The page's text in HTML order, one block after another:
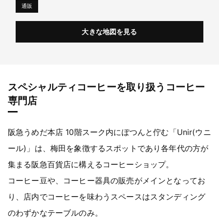
通販
大きな地図を見る
スペシャルティコーヒーを取り扱うコーヒー
専門店
阪急うめだ本店 10階スーク内にぽつんと佇む「Unir(ウニ
ール)」は、梅田を象徴するスポットであり各年代の方が
集まる阪急百貨店に構えるコーヒーショップ。
コーヒー豆や、コーヒー器具の販売がメインとなってお
り、店内でコーヒーを味わうスペースはスタンディング
のわずかなテーブルのみ。